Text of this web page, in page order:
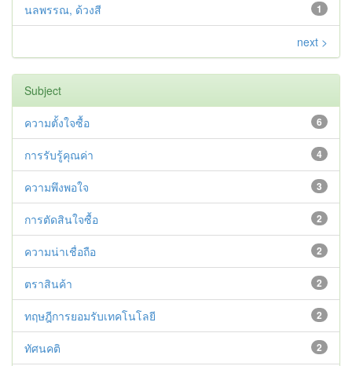
1
นลพรรณ, ด้วงสี
next >
Subject
6
ความตั้งใจซื้อ
4
การรับรู้คุณค่า
3
ความพึงพอใจ
2
การตัดสินใจซื้อ
2
ความน่าเชื่อถือ
2
ตราสินค้า
2
ทฤษฎีการยอมรับเทคโนโลยี
2
ทัศนคติ